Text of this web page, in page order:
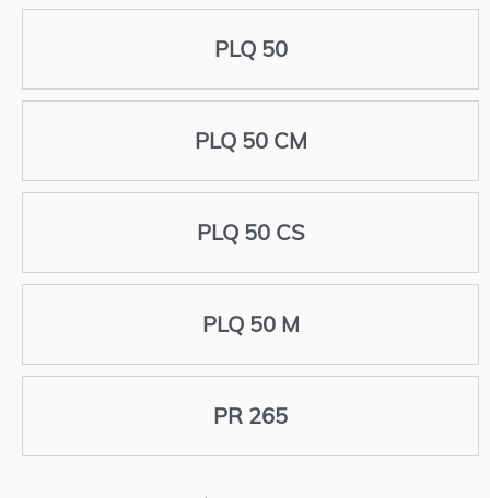
PLQ 50
PLQ 50 CM
PLQ 50 CS
PLQ 50 M
PR 265